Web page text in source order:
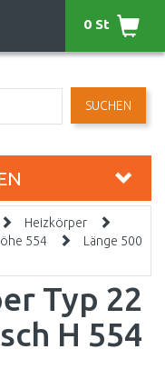
SUCHEN
0 St
Heizkörper
554
Länge 500
Typ 22
H 554